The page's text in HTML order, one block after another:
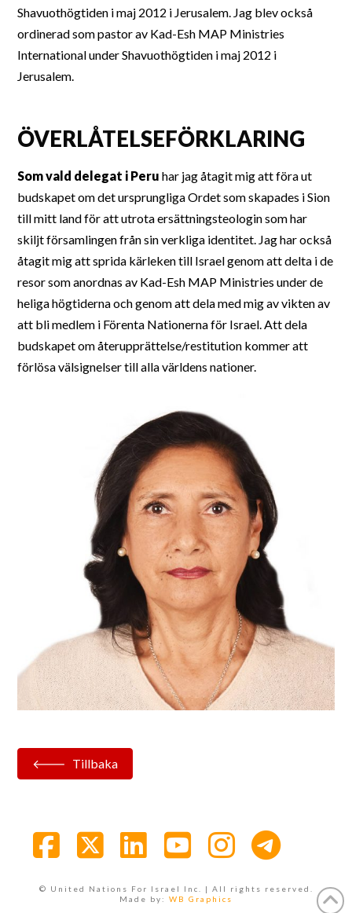
Shavuothögtiden i maj 2012 i Jerusalem. Jag blev också
ordinerad som pastor av Kad-Esh MAP Ministries
International under Shavuothögtiden i maj 2012 i
Jerusalem.
ÖVERLÅTELSEFÖRKLARING
Som vald delegat i Peru har jag åtagit mig att föra ut
budskapet om det ursprungliga Ordet som skapades i Sion
till mitt land för att utrota ersättningsteologin som har
skiljt församlingen från sin verkliga identitet. Jag har också
åtagit mig att sprida kärleken till Israel genom att delta i de
resor som anordnas av Kad-Esh MAP Ministries under de
heliga högtiderna och genom att dela med mig av vikten av
att bli medlem i Förenta Nationerna för Israel. Att dela
budskapet om återupprättelse/restitution kommer att
förlösa välsignelser till alla världens nationer.
Tillbaka
© United Nations For Israel Inc. | All rights reserved.
Made by: WB Graphics